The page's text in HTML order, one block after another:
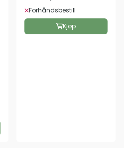
Forhåndsbestill
Kjøp